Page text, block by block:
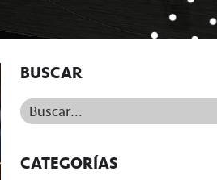
BUSCAR
Buscar...
CATEGORÍAS